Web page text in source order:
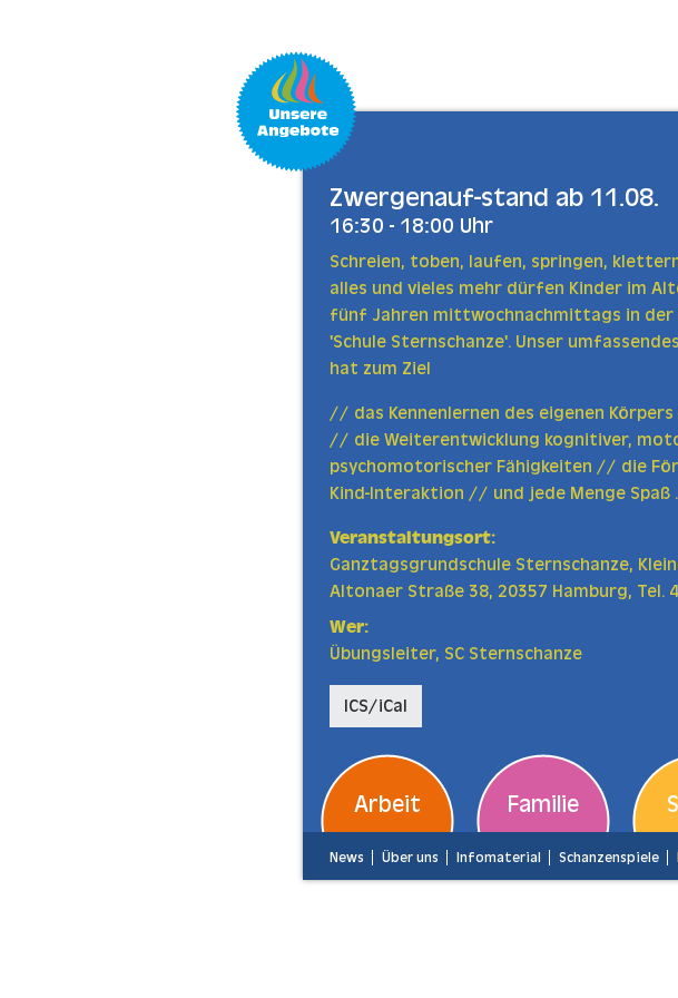
Zum Hauptinhalt springen
Zwergenauf-stand ab 11.08.
16:30 - 18:00 Uhr
Schreien, toben, laufen, springen,
alles und vieles mehr dürfen Kinder im
fünf Jahren mittwochnachmittags in der
'Schule Sternschanze'. Unser
hat zum Ziel
// das Kennenlernen des eigenen Körpers
// die Weiterentwicklung kognitiver,
psychomotorischer Fähigkeiten // die
Kind-Interaktion // und jede Menge Spaß
Veranstaltungsort:
Ganztagsgrundschule Sternschanze,
Altonaer Straße 38, 20357 Hamburg, Tel.
Wer:
Übungsleiter, SC Sternschanze
ICS/iCal
Arbeit Familie
News Über uns Infomaterial Schanzenspiele